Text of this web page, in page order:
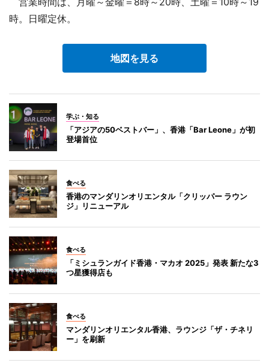
時。日曜定休。
地図を見る
学ぶ・知る
「アジアの50ベストバー」、香港「Bar Leone」が初
登場首位
食べる
香港のマンダリンオリエンタル「クリッパー ラウン
ジ」リニューアル
食べる
「ミシュランガイド香港・マカオ 2025」発表 新たな3
つ星獲得店も
食べる
マンダリンオリエンタル香港、ラウンジ「ザ・チネリ
ー」を刷新